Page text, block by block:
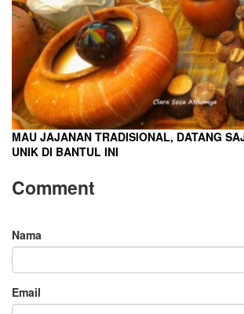
MAU JAJANAN TRADISIONAL, DATANG
UNIK DI BANTUL INI
Comment
Nama
Email